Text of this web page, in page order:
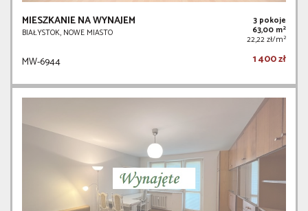
MIESZKANIE NA WYNAJEM
BIAŁYSTOK, NOWE MIASTO
3 pokoje
63,00 m2
22,22 zł/m2
MW-6944 1 400 zł